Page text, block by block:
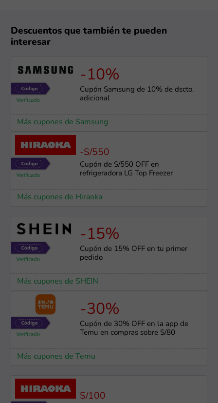
Descuentos que también te pueden
interesar
-10%
Cupón Samsung de 10% de dscto.
adicional
Más cupones de Samsung
-S/550
Cupón de S/550 OFF en
refrigeradora LG Top Freezer
Más cupones de Hiraoka
-15%
Cupón de 15% OFF en tu primer
pedido
Más cupones de SHEIN
-30%
Cupón de 30% OFF en la app de
Temu en compras sobre S/80
Más cupones de Temu
S/100